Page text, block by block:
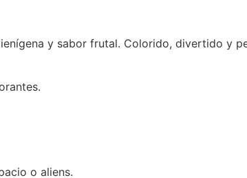
y sabor frutal. Colorido, divertido y
o aliens.